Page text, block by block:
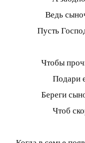
Ведь
Пусть
Чтобы
Подари
Береги
Чтоб